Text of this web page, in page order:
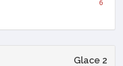
6
Glace 2